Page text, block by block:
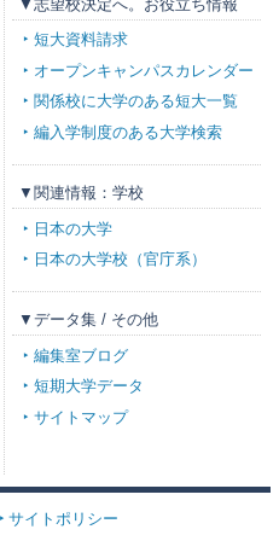
▼志望校決定へ。お役立ち情報
短大資料請求
オープンキャンパスカレンダー
関係校に大学のある短大一覧
編入学制度のある大学検索
▼関連情報：学校
日本の大学
日本の大学校（官庁系）
▼データ集 / その他
編集室ブログ
短期大学データ
サイトマップ
サイトポリシー